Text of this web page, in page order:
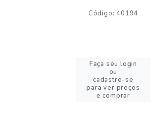
Código: 40194
Faça seu login
ou
cadastre-se
para ver preços
e comprar